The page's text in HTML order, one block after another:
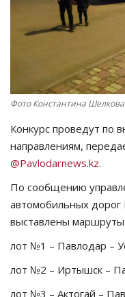
Чек-лист
OFFICIAL
Курултай
Язык
Қазақша Русский
Фото Константина Шелкова
Конкурс проведут по
направлениям,
@Pavlodarnews.kz.
По сообщению
автомобильных дорог
выставлены маршруты:
лот №1 – Павлодар –
лот №2 – Иртышск –
лот №3 – Актогай –